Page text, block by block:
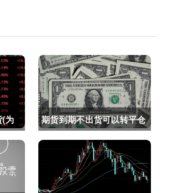
(为
易)
期货到期不出货可以转平仓
吗吗(期货如果到期不平仓
怎么办)